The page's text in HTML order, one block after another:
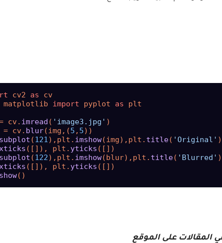
cv2 as
import pyplot as plt
cv. imread ( 'image3.jpg' )
cv. blur(img,(5 , 5))
(121),plt. imshow(img),plt. title( 'Original' )
([]), plt. yticks ([])
(122),plt. imshow(blur),plt. title( 'Blurred' )
([]), plt. yticks ([])
المقالات على الموقع